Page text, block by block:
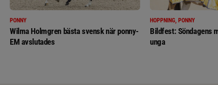
PONNY
Wilma Holmgren bästa svensk när ponny-
EM avslutades
HOPPNING, PONNY
Bildfest: Söndagens
unga